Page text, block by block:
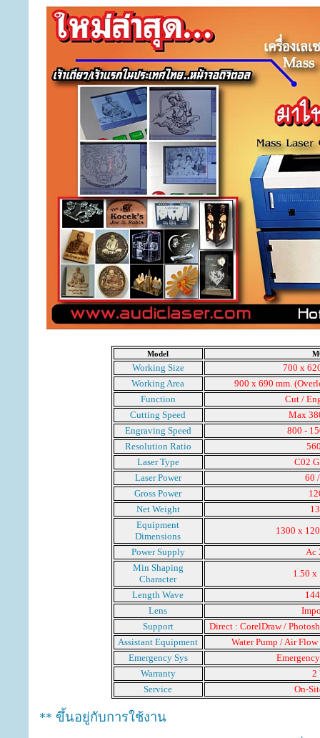
Model
Working Size
700 x
Working Area
900 x 690 mm.
Function
Cut /
Cutting Speed
Max
Engraving Speed
800 -
Resolution Ratio
Laser Type
C02
Laser Power
60
Gross Power
Net Weight
Equipment
Dimensions
1300 x
Power Supply
Ac
Min Shaping
Character
1.50 x
Length Wave
Lens
Support
Direct : CorelDraw /
Assistant Equipment
Water Pump / Air
Emergency Sys
Warranty
2
Service
On-
** ขึ้นอยู่กับการใช้งาน